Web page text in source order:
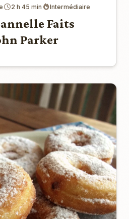
2 h 45 min Intermédiaire
Faits
Parker